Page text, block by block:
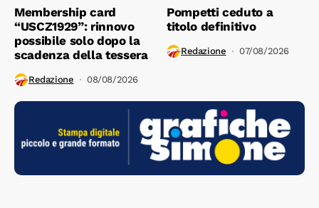
Membership card
“USCZ1929”: rinnovo
possibile solo dopo la
scadenza della tessera
Redazione 08/08/2026
Pompetti ceduto a
titolo definitivo
Redazione 07/08/2026